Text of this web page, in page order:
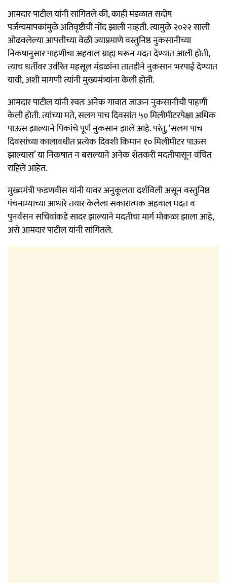
आमदार पाटील यांनी सांगितले की, काही मंडळात सदोष
पर्जन्यमापकांमुळे अतिवृष्टीची नोंद झाली नव्हती. त्यामुळे २०२२ साली
ओढवलेल्या आपत्तीच्या वेळी ज्याप्रमाणे वस्तुनिष्ठ नुकसानीच्या
निकषानुसार पाहणीचा अहवाल ग्राह्य धरून मदत देण्यात आली होती,
त्याच धर्तीवर उर्वरित महसूल मंडळांना तातडीने नुकसान भरपाई देण्यात
यावी, अशी मागणी त्यांनी मुख्यमंत्र्यांना केली होती.
आमदार पाटील यांनी स्वतः अनेक गावात जाऊन नुकसानीची पाहणी
केली होती. त्यांच्या मते, सलग पाच दिवसांत ५० मिलीमीटरपेक्षा अधिक
पाऊस झाल्याने पिकांचे पूर्ण नुकसान झाले आहे. परंतु, ‘सलग पाच
दिवसांच्या कालावधीत प्रत्येक दिवशी किमान १० मिलीमीटर पाऊस
झाल्यास’ या निकषात न बसल्याने अनेक शेतकरी मदतीपासून वंचित
राहिले आहेत.
मुख्यमंत्री फडणवीस यांनी यावर अनुकूलता दर्शविली असून वस्तुनिष्ठ
पंचनाम्याच्या आधारे तयार केलेला सकारात्मक अहवाल मदत व
पुनर्वसन सचिवांकडे सादर झाल्याने मदतीचा मार्ग मोकळा झाला आहे,
असे आमदार पाटील यांनी सांगितले.